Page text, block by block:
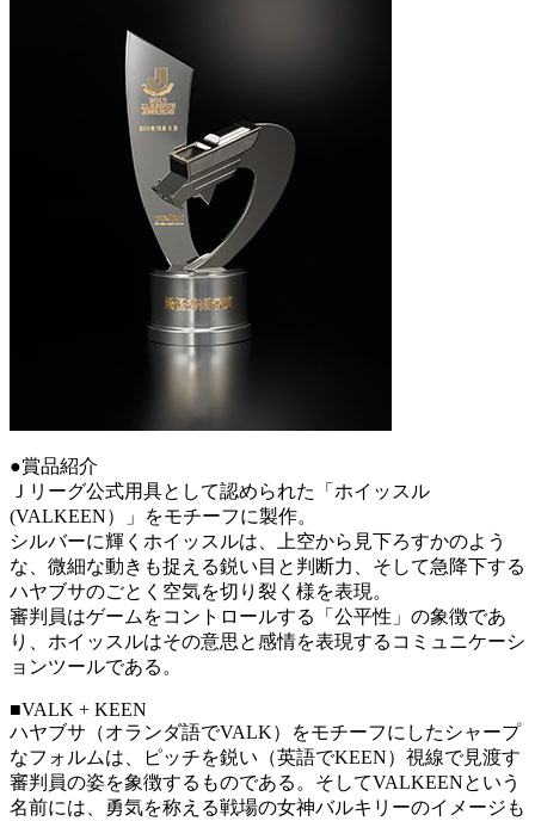
●賞品紹介
Ｊリーグ公式用具として認められた「ホイッスル
(VALKEEN）」をモチーフに製作。
シルバーに輝くホイッスルは、上空から見下ろすかのよう
な、微細な動きも捉える鋭い目と判断力、そして急降下する
ハヤブサのごとく空気を切り裂く様を表現。
審判員はゲームをコントロールする「公平性」の象徴であ
り、ホイッスルはその意思と感情を表現するコミュニケーシ
ョンツールである。
■VALK + KEEN
ハヤブサ（オランダ語でVALK）をモチーフにしたシャープ
なフォルムは、ピッチを鋭い（英語でKEEN）視線で見渡す
審判員の姿を象徴するものである。そしてVALKEENという
名前には、勇気を称える戦場の女神バルキリーのイメージも